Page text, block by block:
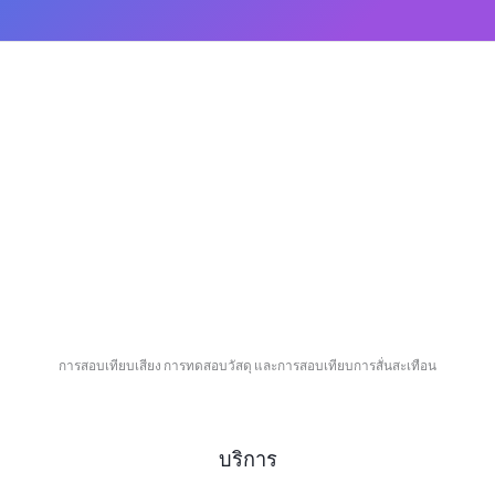
การสอบเทียบเสียง การทดสอบวัสดุ และการสอบเทียบการสั่นสะเทือน
บริการ